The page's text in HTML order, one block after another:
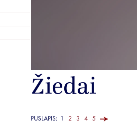
Žiedai
PUSLAPIS: 1 2 3 4 5